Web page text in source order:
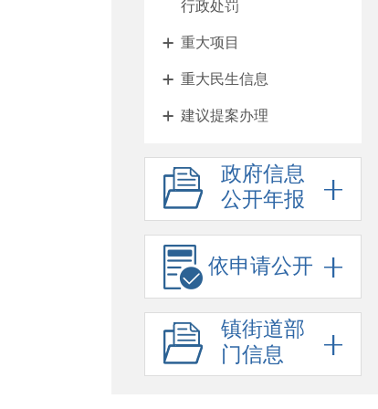
行政处罚
重大项目
重大民生信息
建议提案办理
征地与住房
财政与税收
惠民利企
乡村振兴
政府工作报告
政府信息
公开年报
依申请公开
镇街道部
门信息